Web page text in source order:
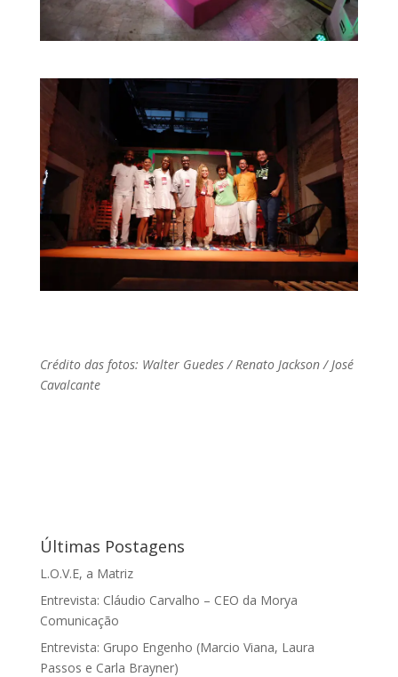
Crédito das fotos: Walter Guedes / Renato Jackson / José
Cavalcante
Últimas Postagens
L.O.V.E, a Matriz
Entrevista: Cláudio Carvalho – CEO da Morya
Comunicação
Entrevista: Grupo Engenho (Marcio Viana, Laura
Passos e Carla Brayner)